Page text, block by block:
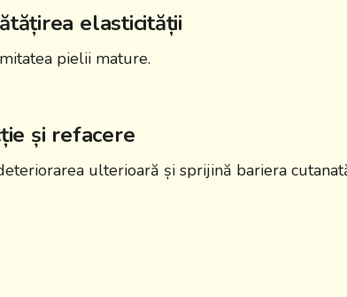
elasticității
pielii mature.
și refacere
ulterioară și sprijină bariera